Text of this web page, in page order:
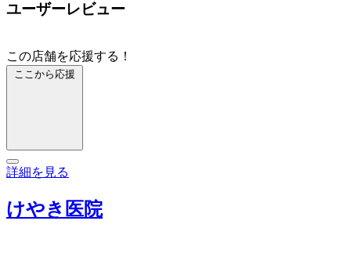
ユーザーレビュー
この店舗を応援する！
ここから応援
詳細を見る
けやき医院